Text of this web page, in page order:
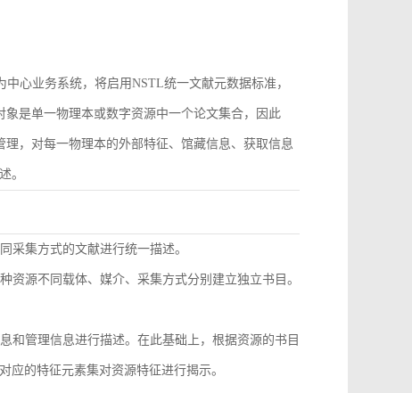
心业务系统，将启用NSTL统一文献元数据标准，
是单一物理本或数字资源中一个论文集合，因此
，对每一物理本的外部特征、馆藏信息、获取信息
。
采集方式的文献进行统一描述。
源不同载体、媒介、采集方式分别建立独立书目。
和管理信息进行描述。在此基础上，根据资源的书目
应的特征元素集对资源特征进行揭示。